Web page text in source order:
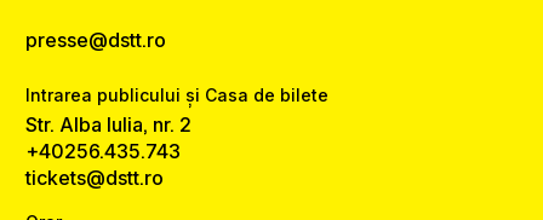
presse@dstt.ro
Intrarea publicului și Casa de bilete
Str. Alba Iulia, nr. 2
+40256.435.743
tickets@dstt.ro